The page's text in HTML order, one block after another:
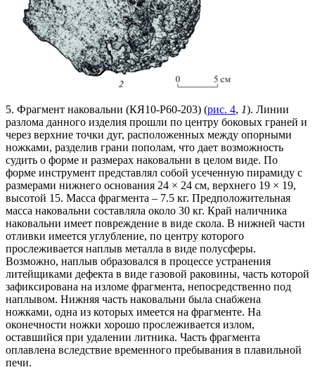
5. Фрагмент наковальни (КЯ10-Р60-203) (рис. 4, 1). Линии
разлома данного изделия прошли по центру боковых граней и
через верхние точки дуг, расположенных между опорными
ножками, разделив грани пополам, что дает возможность
судить о форме и размерах наковальни в целом виде. По
форме инструмент представлял собой усеченную пирамиду с
размерами нижнего основания 24 × 24 см, верхнего 19 × 19,
высотой 15. Масса фрагмента – 7.5 кг. Предположительная
масса наковальни составляла около 30 кг. Край наличника
наковальни имеет повреждение в виде скола. В нижней части
отливки имеется углубление, по центру которого
прослеживается наплыв металла в виде полусферы.
Возможно, наплыв образовался в процессе устранения
литейщиками дефекта в виде газовой раковины, часть которой
зафиксирована на изломе фрагмента, непосредственно под
наплывом. Нижняя часть наковальни была снабжена
ножками, одна из которых имеется на фрагменте. На
оконечности ножки хорошо прослеживается излом,
оставшийся при удалении литника. Часть фрагмента
оплавлена вследствие временного пребывания в плавильной
печи.